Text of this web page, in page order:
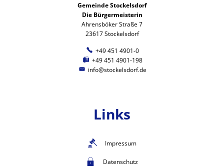
Gemeinde Stockelsdorf
Die Bürgermeisterin
Ahrensböker Straße 7
23617 Stockelsdorf
+49 451 4901-0
+49 451 4901-198
info@stockelsdorf.de
Links
Impressum
Datenschutz